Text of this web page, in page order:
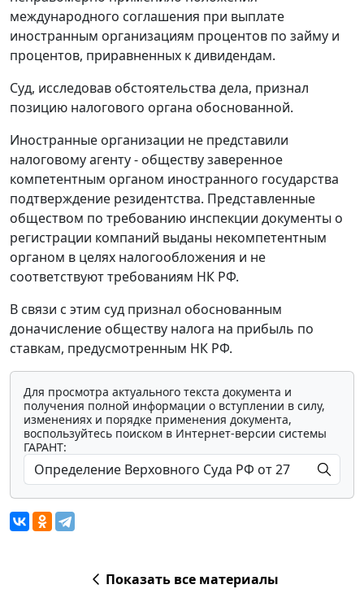
международного соглашения при выплате
иностранным организациям процентов по займу и
процентов, приравненных к дивидендам.
Суд, исследовав обстоятельства дела, признал
позицию налогового органа обоснованной.
Иностранные организации не представили
налоговому агенту - обществу заверенное
компетентным органом иностранного государства
подтверждение резидентства. Представленные
обществом по требованию инспекции документы о
регистрации компаний выданы некомпетентным
органом в целях налогообложения и не
соответствуют требованиям НК РФ.
В связи с этим суд признал обоснованным
доначисление обществу налога на прибыль по
ставкам, предусмотренным НК РФ.
Для просмотра актуального текста документа и
получения полной информации о вступлении в силу,
изменениях и порядке применения документа,
воспользуйтесь поиском в Интернет-версии системы
ГАРАНТ:
Показать все материалы